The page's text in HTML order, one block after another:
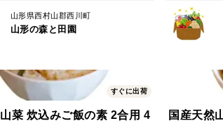
山形県西村山郡西川町
山形の森と田園
すぐに出荷
菜 炊込みご飯の素 2合用 4
国産天然